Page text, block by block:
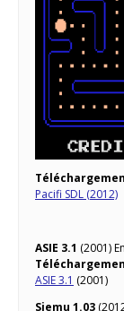
Pacifi SDL (2012)
ASIE 3.1 (2001)
ASIE 3.1 (2001)
Siemu 1.03